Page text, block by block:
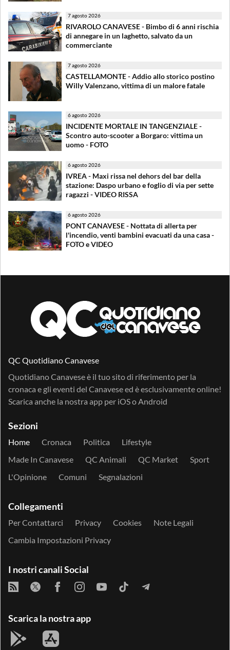
7 agosto 2026
RIVAROLO CANAVESE - Bimbo di 6 anni rischia
di annegare in un laghetto, salvato da un
commerciante
7 agosto 2026
CASTELLAMONTE - Addio allo storico postino
Willy Valenzano, vittima di un malore fatale
6 agosto 2026
INCIDENTE MORTALE IN TANGENZIALE -
Scontro auto-scooter a Borgaro: vittima un
uomo - FOTO
6 agosto 2026
IVREA - Maxi rissa nel dehors del bar della
stazione: Daspo urbano e foglio di via per sette
ragazzi - VIDEO RISSA
6 agosto 2026
PONT CANAVESE - Nottata di allerta per
l'incendio, venti bambini evacuati da una casa -
FOTO e VIDEO
QC Quotidiano Canavese
Quotidiano Canavese è il tuo sito di riferimento per la
cronaca e gli eventi del Canavese ed è esclusivamente online!
Scarica anche la nostra app per iOSo Android
Sezioni
Home Cronaca Politica
Lifestyle
Made In Canavese
QC Animali QC Market
Sport
L'Opinione
Comuni Segnalazioni
Collegamenti
Per Contattarci Privacy Cookies
Note Legali
Cambia Impostazioni Privacy
I nostri canali Social
Scarica la nostra app